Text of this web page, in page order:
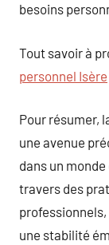
besoins
Tout savoir à
personnel Isère
Pour résumer,
une avenue
dans un
travers des
une stabilité